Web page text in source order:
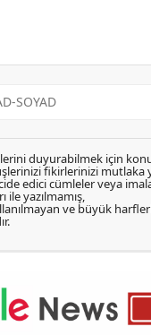
duyurabilmek için
fikirlerinizi mutlaka
edici cümleler veya
ile yazılmamış,
ve büyük